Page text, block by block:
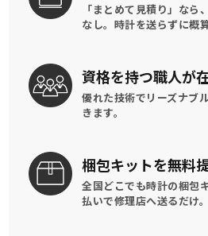
「まとめて見積り」なら
なし。時計を送らずに概
資格を持つ職人が
優れた技術でリーズナブ
きます。
梱包キットを無料
全国どこでも時計の梱包
払いで修理店へ送るだけ。